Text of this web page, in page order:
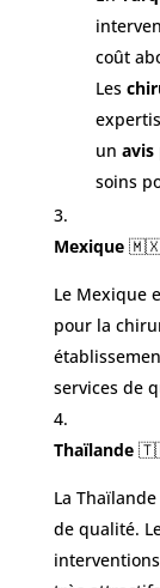
coût
Les
un avis
soins
Mexique
Le Mexique
pour la
services de
Thaïlande
La
de qualité.